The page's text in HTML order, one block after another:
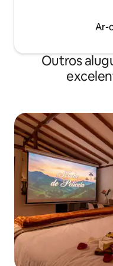
Ar-
Outros